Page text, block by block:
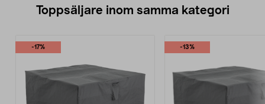
Toppsäljare inom samma kategori
-17% -13%